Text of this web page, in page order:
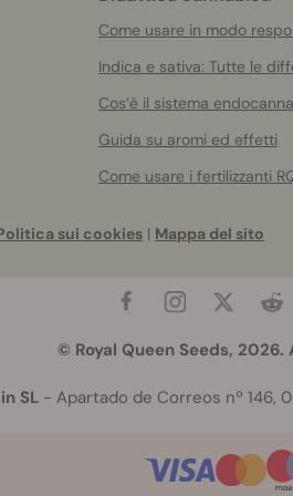
Come usare in modo
Indica e sativa: Tutte le
Cos’è il sistema
Guida su aromi ed effetti
Come usare i fertilizzanti
sui cookies | Mappa del sito
© Royal Queen Seeds,
SL - Apartado de Correos nº 146,